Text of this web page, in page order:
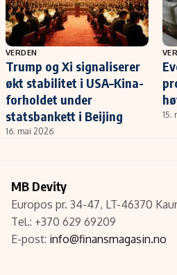
VERDEN
Trump og Xi signaliserer
økt stabilitet i USA–Kina-
forholdet under
statsbankett i Beijing
16. mai 2026
15.
MB Devity
Europos pr. 34-47, LT-46370
Tel.: +370 629 69209
E-post: info@finansmagasin.no